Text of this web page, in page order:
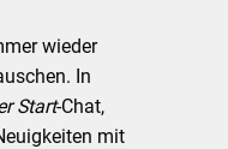
wieder
In
Start-Chat,
mit